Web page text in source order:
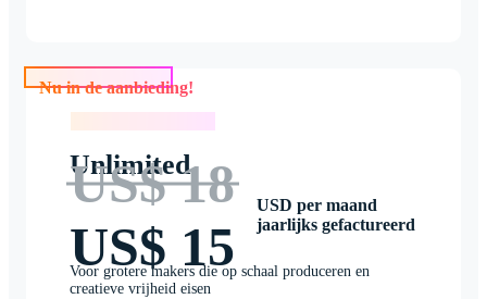
Nu in de aanbieding!
Unlimited
US$ 18
US$ 15
USD per maand
jaarlijks gefactureerd
Voor grotere makers die op schaal produceren en
creatieve vrijheid eisen